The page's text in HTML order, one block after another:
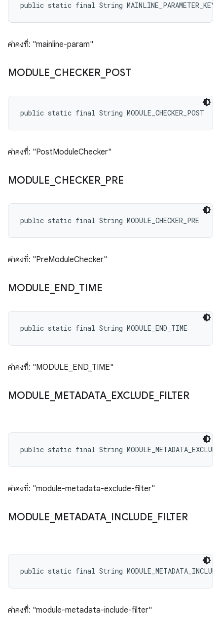
public static final String MAINLINE_PARAMETER_KEY
ค่าคงที่: "mainline-param"
MODULE CHECKER_ POST
public static final String MODULE_CHECKER_POST
ค่าคงที่: "PostModuleChecker"
MODULE CHECKER_ PRE
public static final String MODULE_CHECKER_PRE
ค่าคงที่: "PreModuleChecker"
MODULE END_ TIME
public static final String MODULE_END_TIME
ค่าคงที่: "MODULE_END_TIME"
MODULE METADATA_ EXCLUDE FILTER
public static final String
ค่าคงที่: "module-metadata-exclude-filter"
MODULE METADATA_ INCLUDE FILTER
public static final String
ค่าคงที่: "module-metadata-include-filter"